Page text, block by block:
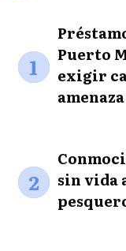
1
Puerto
exigir
2
sin vida